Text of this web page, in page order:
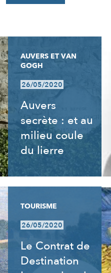
AUVERS ET VAN
GOGH
26/05/2020
Auvers
secrète : et au
milieu coule
du lierre
TOURISME
26/05/2020
Le Contrat de
Destination